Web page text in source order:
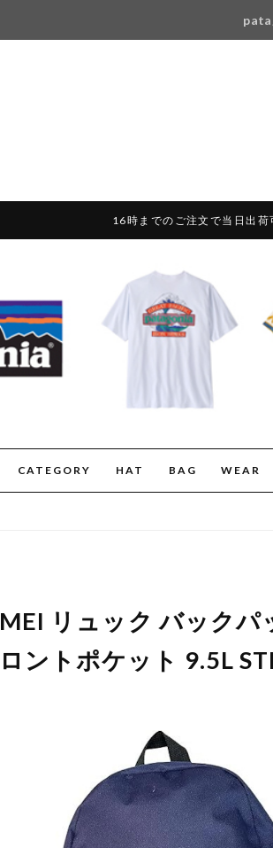
16時までのご注文で当日出
CATEGORY HAT BAG WEAR
MEI リュック バックパ
ロントポケット 9.5L